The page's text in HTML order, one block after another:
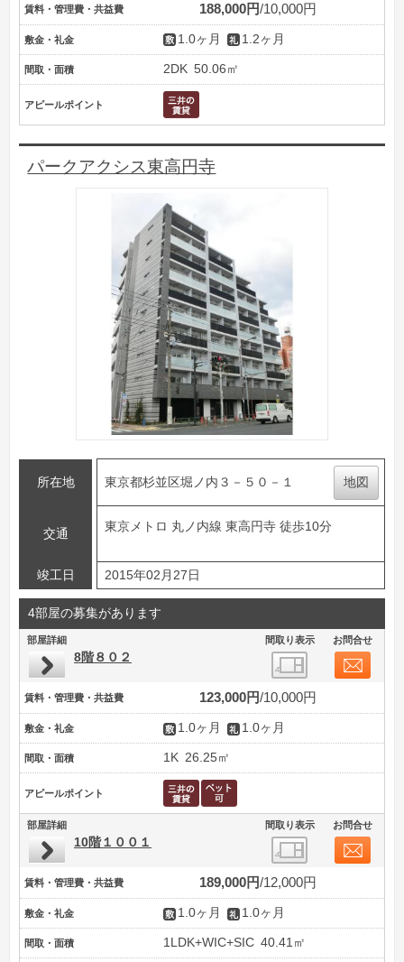
賃料・管理費・共益費 188,000円 10,000円
敷金・礼金 1.0ヶ月 1.2ヶ月
間取・面積 2DK 50.06㎡
アピールポイント
パークアクシス東高円寺
所在地 東京都杉並区堀ノ内３－５０－１ 地図
交通
東京メトロ 丸ノ内線 東高円寺 徒歩10分
竣工日 2015年02月27日
4部屋の募集があります
部屋詳細 間取り表示 お問合せ
8階８０２
賃料・管理費・共益費 123,000円 10,000円
敷金・礼金 1.0ヶ月 1.0ヶ月
間取・面積 1K 26.25㎡
アピールポイント
部屋詳細 間取り表示 お問合せ
10階１００１
賃料・管理費・共益費 189,000円 12,000円
敷金・礼金 1.0ヶ月 1.0ヶ月
間取・面積 1LDK+WIC+SIC 40.41㎡